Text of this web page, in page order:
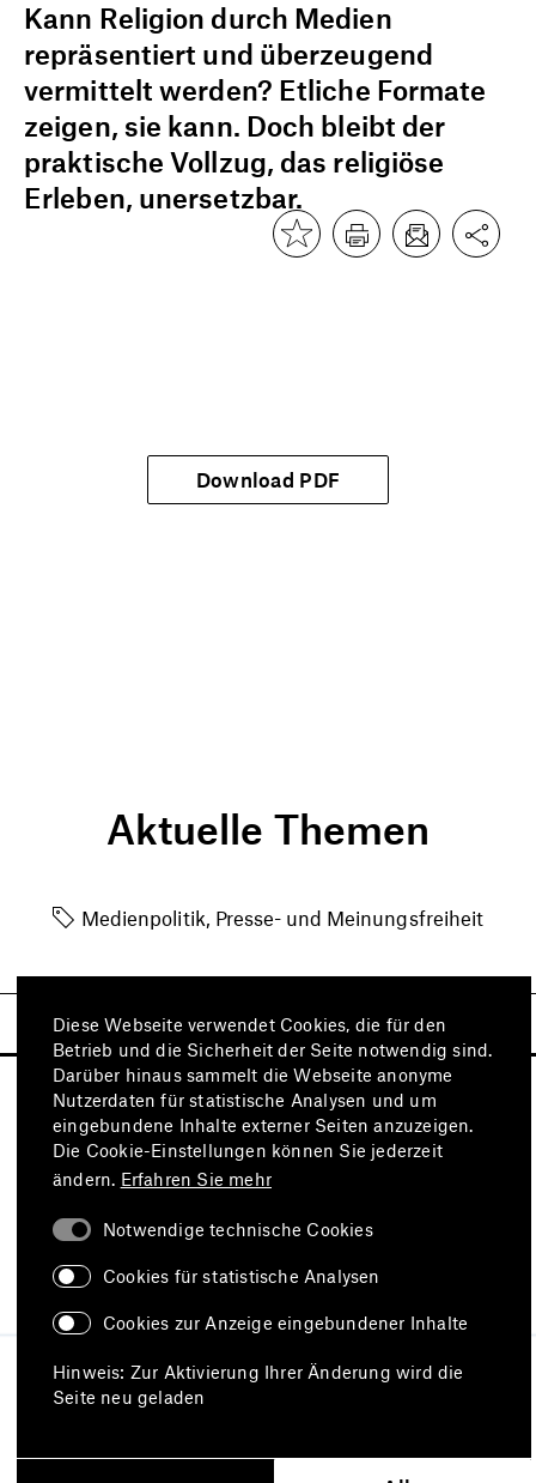
Kann Religion durch Medien
repräsentiert und überzeugend
vermittelt werden? Etliche Formate
zeigen, sie kann. Doch bleibt der
praktische Vollzug, das religiöse
Erleben, unersetzbar.
Download PDF
Aktuelle Themen
Medienpolitik, Presse- und Meinungsfreiheit
Besuchen Sie auch
Impressum
Datenschutz
Nutzungsbedingungen
Erklärung zur Barrierefreiheit
Diese Webseite verwendet Cookies, die für den
Betrieb und die Sicherheit der Seite notwendig sind.
Darüber hinaus sammelt die Webseite anonyme
Nutzerdaten für statistische Analysen und um
eingebundene Inhalte externer Seiten anzuzeigen.
Die Cookie-Einstellungen können Sie jederzeit
ändern. Erfahren Sie mehr
Notwendige technische Cookies
Cookies für statistische Analysen
Cookies zur Anzeige eingebundener Inhalte
Hinweis: Zur Aktivierung Ihrer Änderung wird die
Seite neu geladen